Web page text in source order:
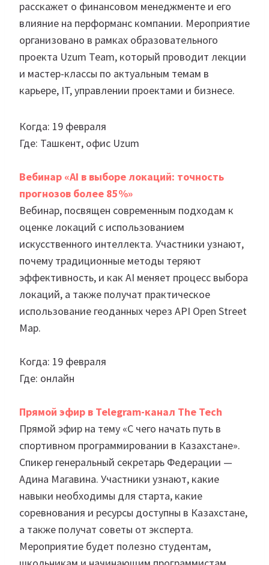
расскажет о финансовом менеджменте и его
влияние на перформанс компании. Мероприятие
организовано в рамках образовательного
проекта Uzum Team, который проводит лекции
и мастер-классы по актуальным темам в
карьере, IT, управлении проектами и бизнесе.
Когда: 19 февраля
Где: Ташкент, офис Uzum
Вебинар «AI в выборе локаций: точность
прогнозов более 85%»
Вебинар, посвящен современным подходам к
оценке локаций с использованием
искусственного интеллекта. Участники узнают,
почему традиционные методы теряют
эффективность, и как AI меняет процесс выбора
локаций, а также получат практическое
использование геоданных через API Open Street
Map.
Когда: 19 февраля
Где: онлайн
Прямой эфир в Telegram-канал The Tech
Прямой эфир на тему «С чего начать путь в
спортивном программировании в Казахстане».
Спикер генеральный секретарь Федерации —
Адина Магавина. Участники узнают, какие
навыки необходимы для старта, какие
соревнования и ресурсы доступны в Казахстане,
а также получат советы от эксперта.
Мероприятие будет полезно студентам,